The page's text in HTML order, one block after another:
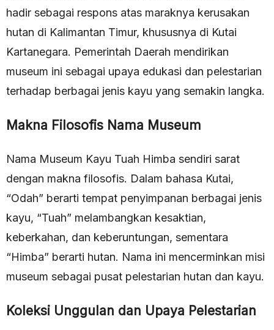
hadir sebagai respons atas maraknya kerusakan
hutan di Kalimantan Timur, khususnya di Kutai
Kartanegara. Pemerintah Daerah mendirikan
museum ini sebagai upaya edukasi dan pelestarian
terhadap berbagai jenis kayu yang semakin langka.
Makna Filosofis Nama Museum
Nama Museum Kayu Tuah Himba sendiri sarat
dengan makna filosofis. Dalam bahasa Kutai,
“Odah” berarti tempat penyimpanan berbagai jenis
kayu, “Tuah” melambangkan kesaktian,
keberkahan, dan keberuntungan, sementara
“Himba” berarti hutan. Nama ini mencerminkan misi
museum sebagai pusat pelestarian hutan dan kayu.
Koleksi Unggulan dan Upaya Pelestarian